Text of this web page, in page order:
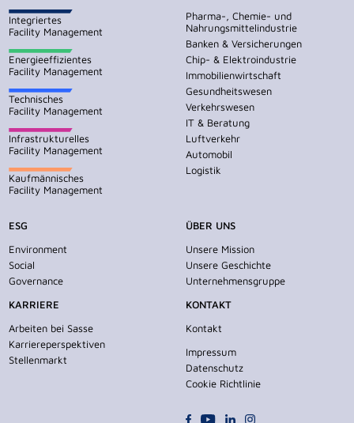
Integriertes
Facility Management
Energieeffizientes
Facility Management
Technisches
Facility Management
Infrastrukturelles
Facility Management
Kaufmännisches
Facility Management
Pharma-, Chemie- und
Nahrungsmittelindustrie
Banken & Versicherungen
Chip- & Elektroindustrie
Immobilienwirtschaft
Gesundheitswesen
Verkehrswesen
IT & Beratung
Luftverkehr
Automobil
Logistik
ESG
Environment
Social
Governance
KARRIERE
Arbeiten bei Sasse
Karriereperspektiven
Stellenmarkt
ÜBER UNS
Unsere Mission
Unsere Geschichte
Unternehmensgruppe
KONTAKT
Kontakt
Impressum
Datenschutz
Cookie Richtlinie